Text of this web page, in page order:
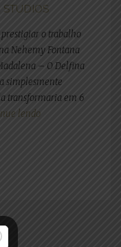
o trabalho
Nehemy Fontana
– O Delfina
simplesmente
transformaria em 6
lendo